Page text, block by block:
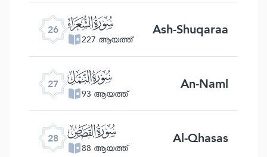
26 ﮦ
227 ആയത്ത് Ash-Shuqaraa
27 ﮧ
93 ആയത്ത് An-Naml
28 ﮨ
88 ആയത്ത് Al-Qhasas